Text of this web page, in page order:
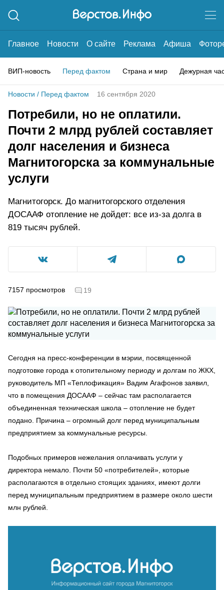
Главное Новости О сайте Реклама Афиша
ВИП-новость Перед фактом Страна и мир Дежурная
Новости / Перед фактом 16 сентября 2020
Потребили, но не оплатили.
Почти 2 млрд рублей составляет
долг населения и бизнеса
Магнитогорска за коммунальные
услуги
Магнитогорск. До магнитогорского отделения
ДОСААФ отопление не дойдет: все из-за долга в
819 тысяч рублей.
7157 просмотров 19
Сегодня на пресс-конференции в мэрии, посвященной
подготовке города к отопительному периоду и долгам по ЖКХ,
руководитель МП «Теплофикация» Вадим Агафонов заявил,
что в помещения ДОСААФ – сейчас там располагается
объединенная техническая школа – отопление не будет
подано. Причина – огромный долг перед муниципальным
предприятием за коммунальные ресурсы.
Подобных примеров нежелания оплачивать услуги у
директора немало. Почти 50 «потребителей», которые
располагаются в отдельно стоящих зданиях, имеют долги
перед муниципальным предприятием в размере около шести
млн рублей.